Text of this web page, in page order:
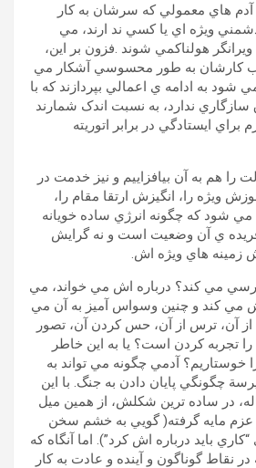
هاي معمولي که سرشان به کار
ويژه اي یا کسي ند ارند، مي
ويرانگر هولناکمي شوند .فزون بر اين،
کارشان به طور محسوسي آشکار مي
شود به ادامه ي اعمالي بپردازند که با
سازگاري ندارد، به نسبت اندک شمارند
براي ايستادگي در برابر اتوريته
را هم به آن بيافزاييم و نيز خدمت در
ويژه را، انگيزش ارتقا مقام را،
مي شود که چگونه انرژي ساده خويانه
ي آن وضعيت است و نه گرايش
زمينه هاي ويژه اش.
مي کند؟ درباره اش مي خواند، مي
مي کند و چنين وسواس آميز به آن مي
از آن، ترس از آن، حس کردن آن، تصور
را تجربه کردن است؟ یا به اين خاطر
خوستاريم؟ آدمي چگونه مي تواند به
چگونگي پايان دادن به جنگ. با اين
در ساده ترين شکلش، از همين ميل
و عزم مايه گرفته( گويي به خشم سخن
بايد درباره اش کرد”). اما آنگاه که
در نقاط گوناگون و آينده و عادت به کار